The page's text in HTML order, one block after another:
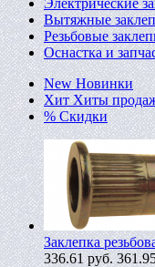
Вытяжные
Резьбовые
Оснастка и
New Новинки
Хит Хиты
% Скидки
Заклепка
336.61руб.